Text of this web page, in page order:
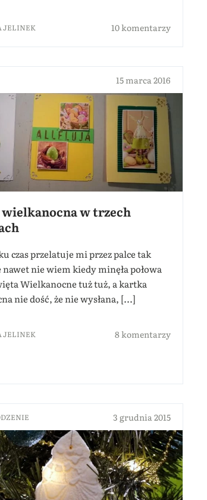
JELINEK 10 komentarzy
15 marca 2016
w trzech
czas przelatuje mi przez palce tak
nawet nie wiem kiedy minęła połowa
Wielkanocne tuż tuż, a kartka
nie dość, że nie wysłana, [...]
JELINEK 8 komentarzy
3 grudnia 2015